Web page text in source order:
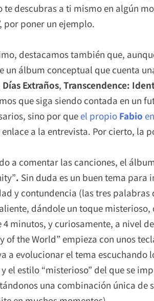
te descubras a ti mismo en algún
por poner un ejemplo.
destacamos también que,
un álbum conceptual que cuenta
Extraños, Transcendence:
que siga siendo contada en un
sino por que el propio Fabio
enlace a la entrevista. Por cierto, la
a comentar las canciones, el
. Sin duda es un buen tema
y contundencia (las tres
dándole un toque
4 minutos, y curiosamente, a nivel
of the World” empieza con unos
a evolucionar el tema escuchando
el estilo “misterioso” del que se
una combinación única de